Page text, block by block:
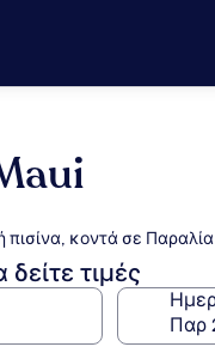
κοντά σε
τιμές